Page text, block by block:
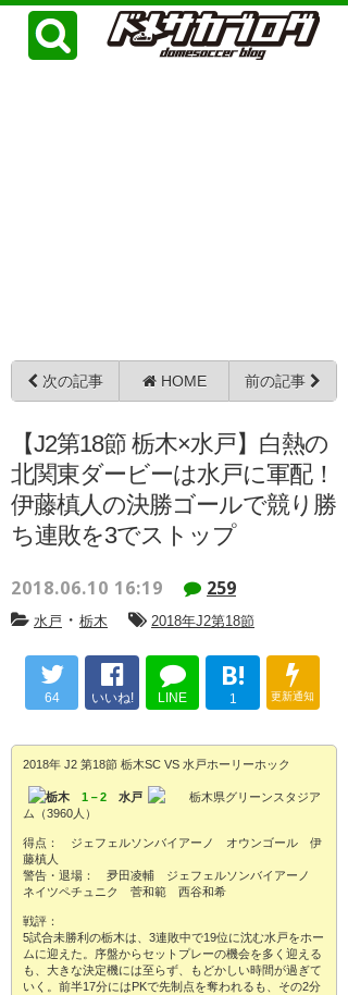
次の記事 HOME 前の記事
【J2第18節 栃木×水戸】白熱の
北関東ダービーは水戸に軍配！
伊藤槙人の決勝ゴールで競り勝
ち連敗を3でストップ
2018.06.10 16:19 259
水戸 ・ 栃木 2018年J2第18節
64 いいね! LINE
B!
1 更新通知
2018年 J2 第18節 栃木SC VS 水戸ホーリーホック
栃木 1－2 水戸
栃木県グリーンスタジア
ム（3960人）
得点： ジェフェルソンバイアーノ オウンゴール 伊
藤槙人
警告・退場： 夛田凌輔 ジェフェルソンバイアーノ
ネイツペチュニク 菅和範 西谷和希
戦評：
5試合未勝利の栃木は、3連敗中で19位に沈む水戸をホー
ムに迎えた。序盤からセットプレーの機会を多く迎える
も、大きな決定機には至らず、もどかしい時間が過ぎて
いく。前半17分にはPKで先制点を奪われるも、その2分